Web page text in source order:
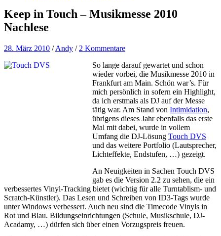
Keep in Touch – Musikmesse 2010
Nachlese
28. März 2010 /Andy / 2 Kommentare
So lange darauf gewartet und schon
wieder vorbei, die Musikmesse 2010 in
Frankfurt am Main. Schön war’s. Für
mich persönlich in sofern ein Highlight,
da ich erstmals als DJ auf der Messe
tätig war. Am Stand von Intimidation,
übrigens dieses Jahr ebenfalls das erste
Mal mit dabei, wurde in vollem
Umfang die DJ-Lösung Touch DVS
und das weitere Portfolio (Lautsprecher,
Lichteffekte, Endstufen, …) gezeigt.
An Neuigkeiten in Sachen Touch DVS
gab es die Version 2.2 zu sehen, die ein
verbessertes Vinyl-Tracking bietet (wichtig für alle Turntablism- und
Scratch-Künstler). Das Lesen und Schreiben von ID3-Tags wurde
unter Windows verbessert. Auch neu sind die Timecode Vinyls in
Rot und Blau. Bildungseinrichtungen (Schule, Musikschule, DJ-
Acadamy, …) dürfen sich über einen Vorzugspreis freuen.